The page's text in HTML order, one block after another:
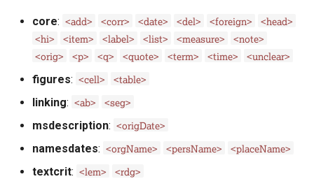
Beispiele
Beispiel 1
Abschnitte in den Guidelines
der TEI
core: <add> <corr> <date> <del> <foreign>
<head>
<hi>
<item> <label> <list> <measure>
<note>
<orig>
<p> <q> <quote> <term> <time>
<unclear>
figures: <cell>
<table>
linking: <ab>
<seg>
msdescription: <origDate>
namesdates: <orgName> <persName>
<placeName>
textcrit: <lem>
<rdg>